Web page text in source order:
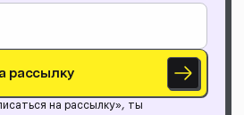
рассылку
на рассылку», ты